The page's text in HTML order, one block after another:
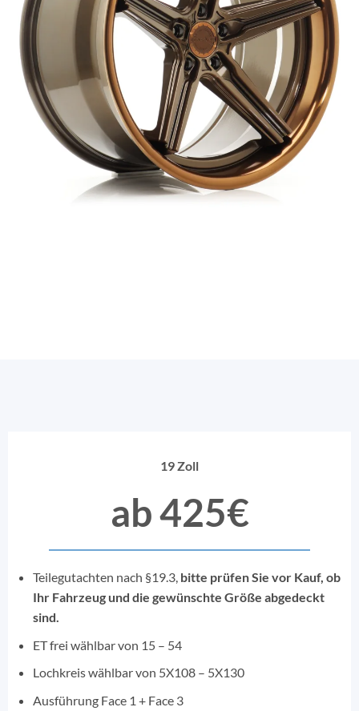
19 Zoll
ab 425€
Teilegutachten nach §19.3, bitte prüfen Sie vor Kauf, ob
Ihr Fahrzeug und die gewünschte Größe abgedeckt
sind.
ET frei wählbar von 15 – 54
Lochkreis wählbar von 5X108 – 5X130
Ausführung Face 1 + Face 3